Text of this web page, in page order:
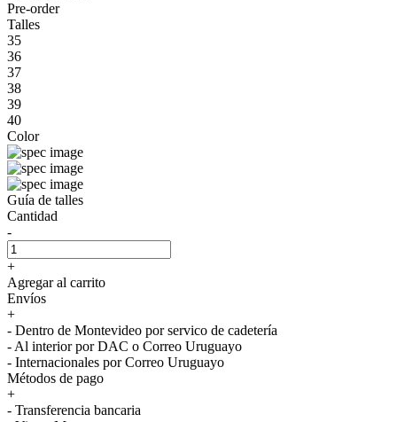
Pre-order
Talles
35
36
37
38
39
40
Color
Guía de talles
Cantidad
-
+
Agregar al carrito
Envíos
+
- Dentro de Montevideo por servico de cadetería
- Al interior por DAC o Correo Uruguayo
- Internacionales por Correo Uruguayo
Métodos de pago
+
- Transferencia bancaria